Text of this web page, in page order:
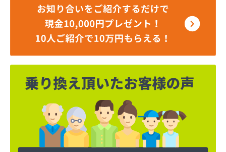
株式会社京洋 LPガス宮津営業所
株式会社近畿ガス商会
株式会社山城ガス
株式会社勝西製作所
株式会社小林ガスサービス
株式会社植村酸素
株式会社西川商店
株式会社大京
株式会社田中ガス住宅設備センター
株式会社日尾商事
吉見商店
吉田ガスサービス株式会社